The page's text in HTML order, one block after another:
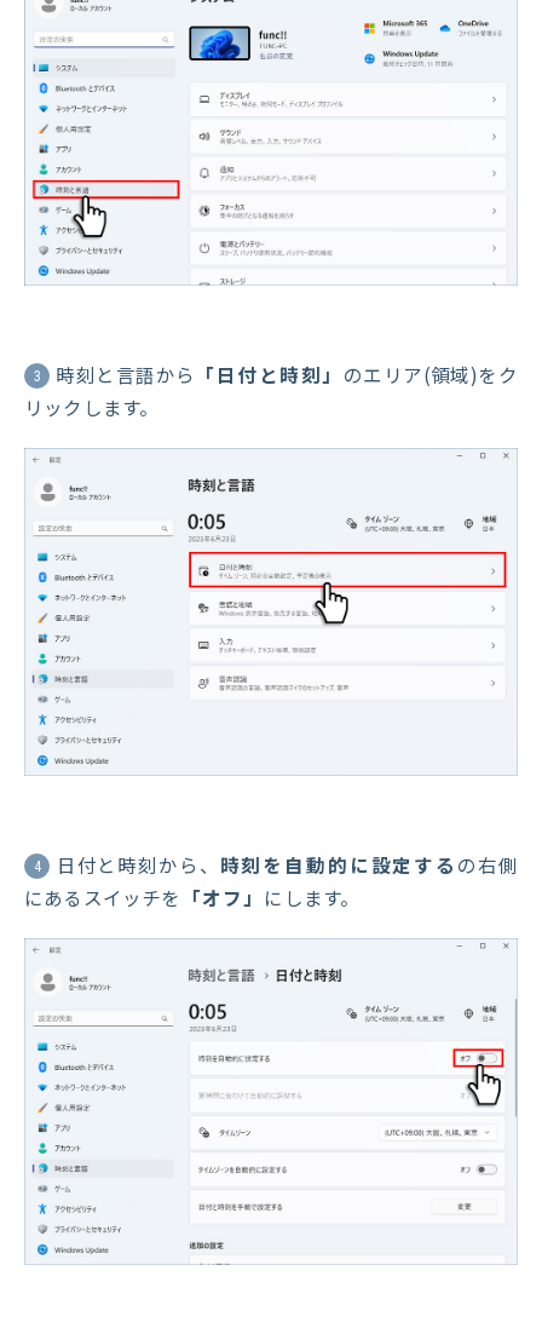
3 時刻と言語から 「日付と時刻」 のエリア(領域)をク
リックします。
4 日付と時刻から、 時刻を自動的に設定する の右側
にあるスイッチを 「オフ」 にします。